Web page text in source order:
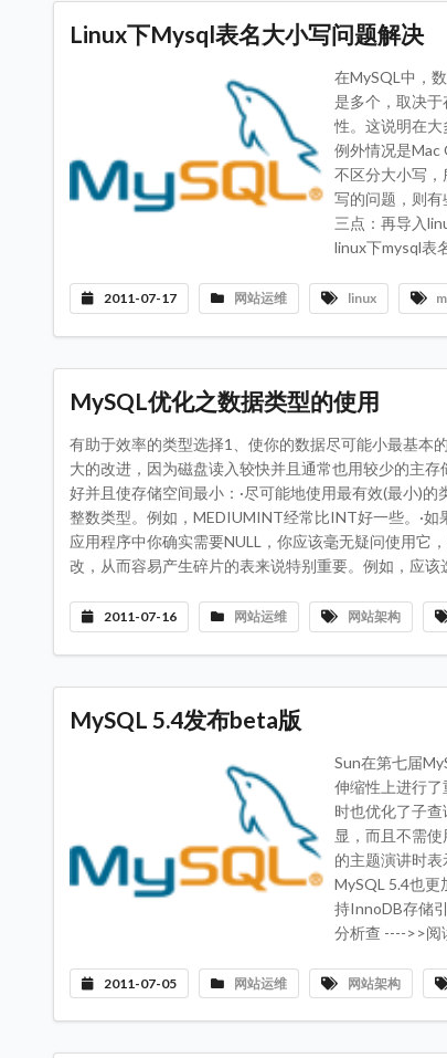
Linux下Mysql表名大小写问题解决
在MySQL中，
是多个，取决
性。这说明在
例外情况是Mac
不区分大小写
写的问题，则
三点：再导入
linux下mysql表
2011-07-17 网站运维 linux
MySQL优化之数据类型的使用
有助于效率的类型选择1、使你的数据尽可能小最基本
大的改进，因为磁盘读入较快并且通常也用较少的主
好并且使存储空间最小：·尽可能地使用最有效(最小)
整数类型。例如，MEDIUMINT经常比INT好一些。·
应用程序中你确实需要NULL，你应该毫无疑问使用它
改，从而容易产生碎片的表来说特别重要。例如，应
2011-07-16 网站运维 网站架构
MySQL 5.4发布beta版
Sun在第七届
伸缩性上进行
时也优化了子
显，而且不需
的主题演讲时
MySQL 5.4也更
持InnoDB存储
分析查 ---->>阅
2011-07-05 网站运维 网站架构